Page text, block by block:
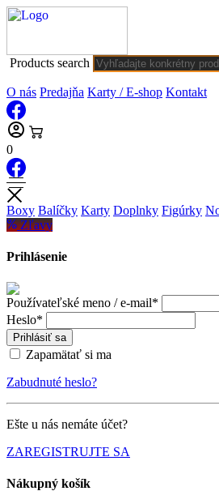
Products search
O nás Predajňa Karty / E-shop Kontakt
0
Boxy Balíčky Karty Doplnky Figúrky
Zľavy
Prihlásenie
Používateľské meno / e-mail*
Heslo*
Prihlásiť sa
Zapamätať si ma
Zabudnuté heslo?
Ešte u nás nemáte účet?
ZAREGISTRUJTE SA
Nákupný košík